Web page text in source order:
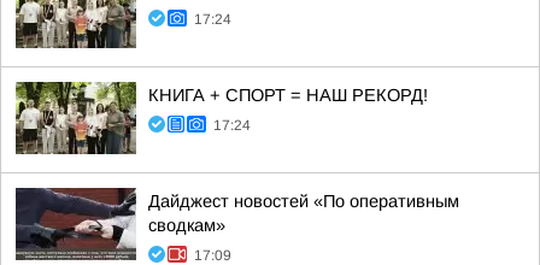
17:24
КНИГА + СПОРТ = НАШ РЕКОРД!
17:24
Дайджест новостей «По оперативным
сводкам»
17:09